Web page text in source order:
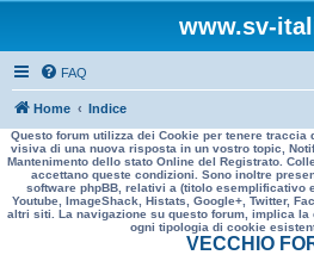
www.sv-
FAQ
Home Indice
Questo forum utilizza dei Cookie per tenere
visiva di una nuova risposta in un vostro topic,
Mantenimento dello stato Online del Registrato.
accettano queste condizioni. Sono inoltre
software phpBB, relativi a (titolo esemplificativo
Youtube, ImageShack, Histats, Google+, Twitter,
altri siti. La navigazione su questo forum, implica la
ogni tipologia di cookie
VECCHIO